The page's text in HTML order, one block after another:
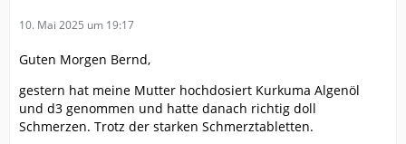
10. Mai 2025 um 19:17
Guten Morgen Bernd,
gestern hat meine Mutter hochdosiert Kurkuma Algenöl
und d3 genommen und hatte danach richtig doll
Schmerzen. Trotz der starken Schmerztabletten.